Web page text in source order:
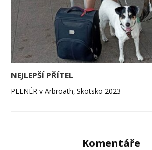
NEJLEPŠÍ PŘÍTEL
PLENÉR v Arbroath, Skotsko 2023
Komentáře